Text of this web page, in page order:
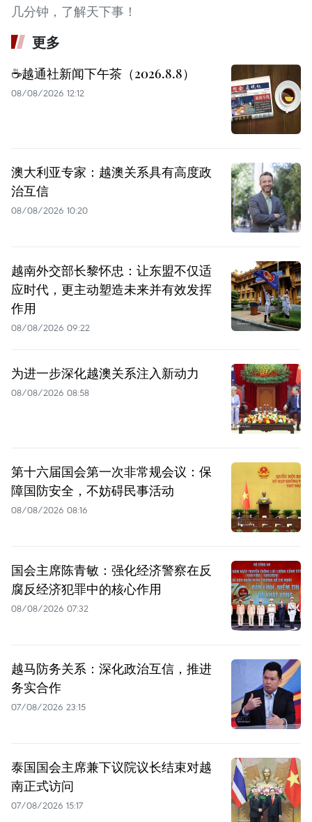
几分钟，了解天下事！
更多
☕️越通社新闻下午茶（2026.8.8）
08/08/2026 12:12
澳大利亚专家：越澳关系具有高度政
治互信
08/08/2026 10:20
越南外交部长黎怀忠：让东盟不仅适
应时代，更主动塑造未来并有效发挥
作用
08/08/2026 09:22
为进一步深化越澳关系注入新动力
08/08/2026 08:58
第十六届国会第一次非常规会议：保
障国防安全，不妨碍民事活动
08/08/2026 08:16
国会主席陈青敏：强化经济警察在反
腐反经济犯罪中的核心作用
08/08/2026 07:32
越马防务关系：深化政治互信，推进
务实合作
07/08/2026 23:15
泰国国会主席兼下议院议长结束对越
南正式访问
07/08/2026 15:17